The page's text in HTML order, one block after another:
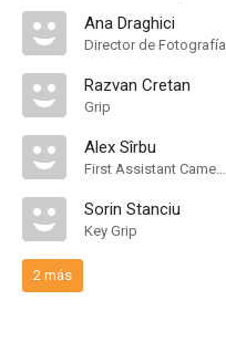
Ana Draghici
Director de Fotografía
Razvan Cretan
Grip
Alex Sîrbu
First Assistant Camera
Sorin Stanciu
Key Grip
2 más